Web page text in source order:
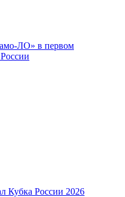
ЛО» в первом
Кубка России 2026